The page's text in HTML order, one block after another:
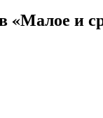
«Малое и